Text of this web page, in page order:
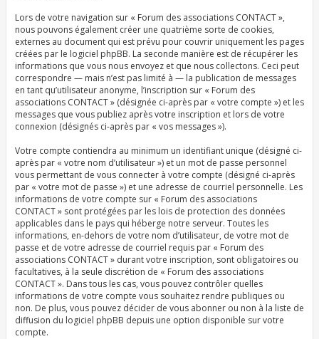
Lors de votre navigation sur « Forum des associations CONTACT »,
nous pouvons également créer une quatrième sorte de cookies,
externes au document qui est prévu pour couvrir uniquement les pages
créées par le logiciel phpBB. La seconde manière est de récupérer les
informations que vous nous envoyez et que nous collectons. Ceci peut
correspondre — mais n’est pas limité à — la publication de messages
en tant qu’utilisateur anonyme, l’inscription sur « Forum des
associations CONTACT » (désignée ci-après par « votre compte ») et les
messages que vous publiez après votre inscription et lors de votre
connexion (désignés ci-après par « vos messages »).
Votre compte contiendra au minimum un identifiant unique (désigné ci-
après par « votre nom d’utilisateur ») et un mot de passe personnel
vous permettant de vous connecter à votre compte (désigné ci-après
par « votre mot de passe ») et une adresse de courriel personnelle. Les
informations de votre compte sur « Forum des associations
CONTACT » sont protégées par les lois de protection des données
applicables dans le pays qui héberge notre serveur. Toutes les
informations, en-dehors de votre nom d’utilisateur, de votre mot de
passe et de votre adresse de courriel requis par « Forum des
associations CONTACT » durant votre inscription, sont obligatoires ou
facultatives, à la seule discrétion de « Forum des associations
CONTACT ». Dans tous les cas, vous pouvez contrôler quelles
informations de votre compte vous souhaitez rendre publiques ou
non. De plus, vous pouvez décider de vous abonner ou non à la liste de
diffusion du logiciel phpBB depuis une option disponible sur votre
compte.